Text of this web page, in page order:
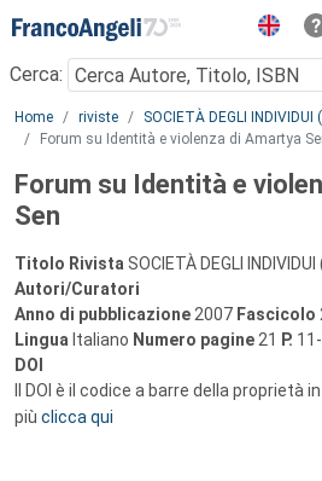
Menu
Cerca:
Main content
Home riviste SOCIETÀ DEGLI INDIVIDUI
Forum su Identità e violenza di Amartya
Forum su Identità e
Sen
Titolo Rivista SOCIETÀ DEGLI INDIVIDUI
Autori/Curatori
Anno di pubblicazione 2007 Fascicolo
Lingua Italiano Numero pagine 21 P.
DOI
Il DOI è il codice a barre della proprietà
più clicca qui